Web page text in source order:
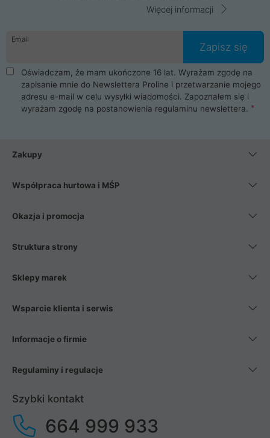
Więcej informacji
Email
Zapisz się
Oświadczam, że mam ukończone 16 lat. Wyrażam zgodę na
zapisanie mnie do Newslettera Proline i przetwarzanie mojego
adresu e-mail w celu wysyłki wiadomości. Zapoznałem się i
wyrażam zgodę na postanowienia regulaminu newslettera.
Zakupy
Współpraca hurtowa i MŚP
Okazja i promocja
Struktura strony
Sklepy marek
Wsparcie klienta i serwis
Informacje o firmie
Regulaminy i regulacje
Szybki kontakt
664 999 933